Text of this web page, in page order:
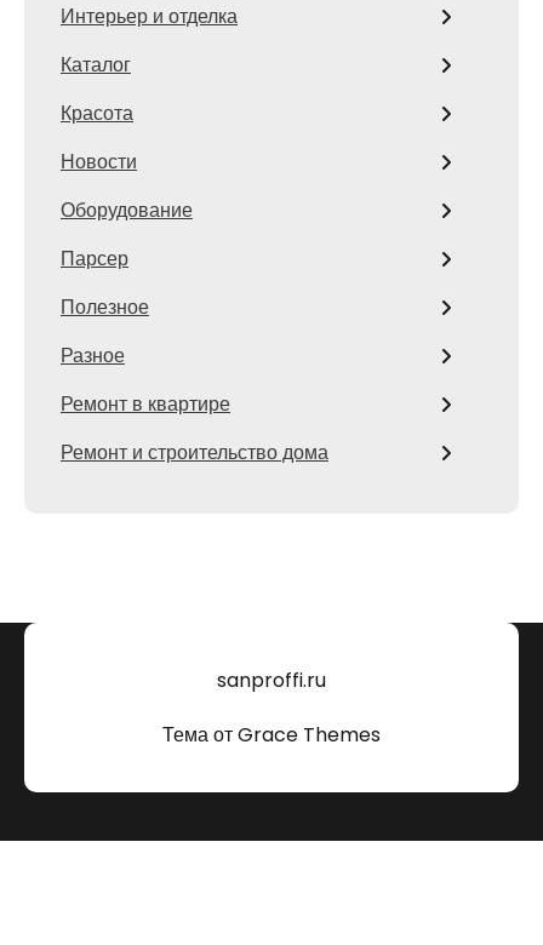
Интерьер и отделка
Каталог
Красота
Новости
Оборудование
Парсер
Полезное
Разное
Ремонт в квартире
Ремонт и строительство дома
sanproffi.ru
Тема от Grace Themes